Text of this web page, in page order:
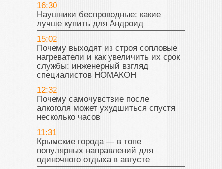
16:30
Наушники беспроводные: какие
лучше купить для Андроид
15:02
Почему выходят из строя сопловые
нагреватели и как увеличить их срок
службы: инженерный взгляд
специалистов НОМАКОН
12:32
Почему самочувствие после
алкоголя может ухудшиться спустя
несколько часов
11:31
Крымские города — в топе
популярных направлений для
одиночного отдыха в августе